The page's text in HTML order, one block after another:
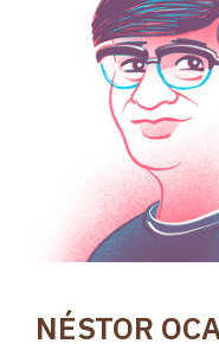
NÉSTOR